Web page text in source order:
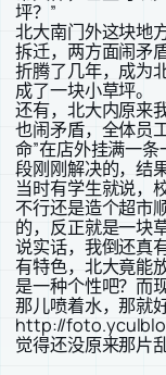
坪？”
北大南门外这块地
拆迁，两方面闹矛
折腾了几年，成为
成了一块小草坪。
还有，北大内原来
也闹矛盾，全体员
命”在店外挂满一
段刚刚解决的，结
当时有学生就说，
不行还是造个超市
的，反正就是一块
说实话，我倒还真
有特色，北大竟能
是一种个性吧？而
那儿喷着水，那就
http://
觉得还没原来那片